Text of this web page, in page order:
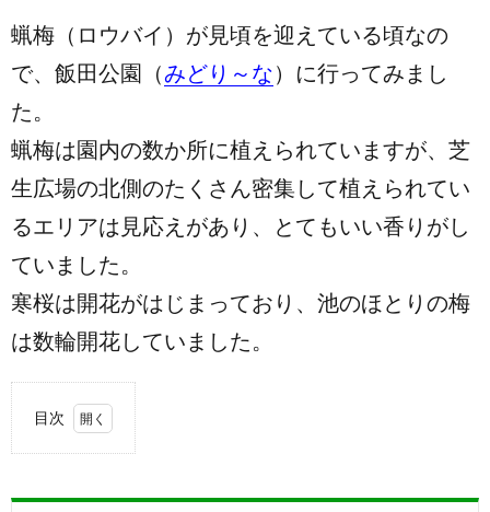
蝋梅（ロウバイ）が見頃を迎えている頃なの
で、飯田公園（みどり～な）に行ってみまし
た。
蝋梅は園内の数か所に植えられていますが、芝
生広場の北側のたくさん密集して植えられてい
るエリアは見応えがあり、とてもいい香りがし
ていました。
寒桜は開花がはじまっており、池のほとりの梅
は数輪開花していました。
目次
1.